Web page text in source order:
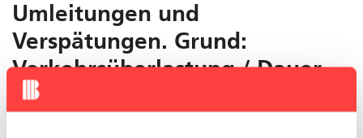
Umleitungen und
Verspätungen. Grund:
Verkehrsüberlastung / Dauer
der Störung: Unbekannt